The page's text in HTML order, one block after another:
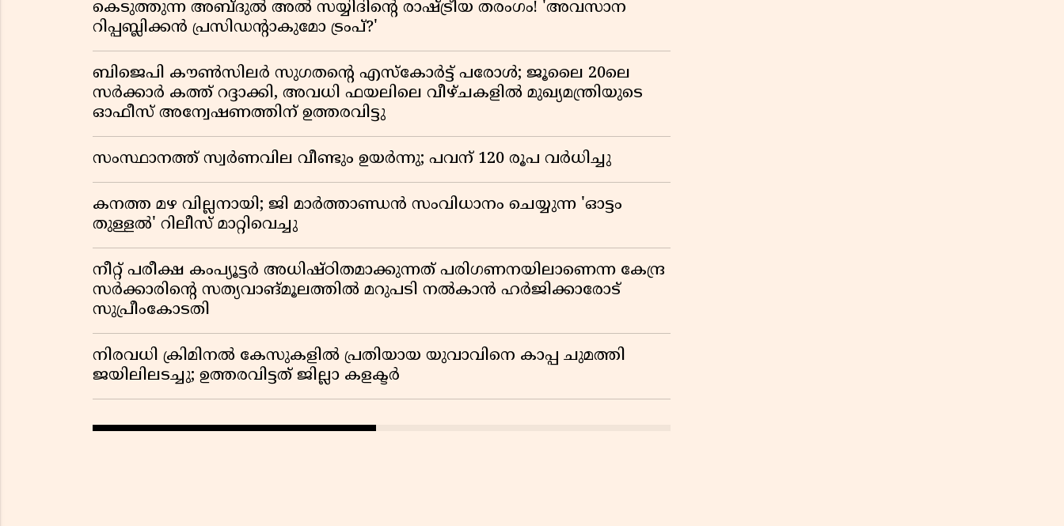
കെടുത്തുന്ന അബ്ദുൽ അൽ സയ്യിദിന്റെ രാഷ്ട്രീയ തരംഗം! 'അവസാന
റിപ്പബ്ലിക്കൻ പ്രസിഡന്റാകുമോ ട്രംപ്?'
ബിജെപി കൗൺസിലർ സുഗതന്റെ എസ്‌കോർട്ട് പരോൾ; ജൂലൈ 20ലെ
സർക്കാർ കത്ത് റദ്ദാക്കി, അവധി ഫയലിലെ വീഴ്ചകളിൽ മുഖ്യമന്ത്രിയുടെ
ഓഫീസ് അന്വേഷണത്തിന് ഉത്തരവിട്ടു
സംസ്ഥാനത്ത് സ്വര്‍ണവില വീണ്ടും ഉയർന്നു; പവന് 120 രൂപ വര്‍ധിച്ചു
കനത്ത മഴ വില്ലനായി; ജി മാർത്താണ്ഡൻ സംവിധാനം ചെയ്യുന്ന 'ഓട്ടം
തുള്ളൽ' റിലീസ് മാറ്റിവെച്ചു
നീറ്റ് പരീക്ഷ കംപ്യൂട്ടർ അധിഷ്ഠിതമാക്കുന്നത് പരിഗണനയിലാണെന്ന കേന്ദ്ര
സർക്കാരിൻ്റെ സത്യവാങ്മൂലത്തിൽ മറുപടി നൽകാൻ ഹർജിക്കാരോട്
സുപ്രീംകോടതി
നിരവധി ക്രിമിനൽ കേസുകളിൽ പ്രതിയായ യുവാവിനെ കാപ്പ ചുമത്തി
ജയിലിലടച്ചു; ഉത്തരവിട്ടത് ജില്ലാ കളക്ടർ